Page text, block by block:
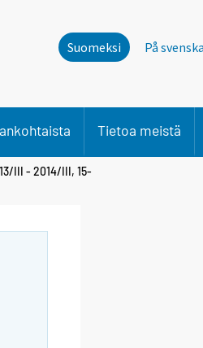
Suomeksi På svenska
Tietoa meistä
III - 2014/III, 15-